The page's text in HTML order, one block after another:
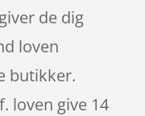
de dig
loven
butikker.
loven give 14